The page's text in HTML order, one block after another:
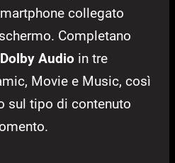
collegato
Completano
Dolby Audio in tre
Movie e Music, così
sul tipo di contenuto